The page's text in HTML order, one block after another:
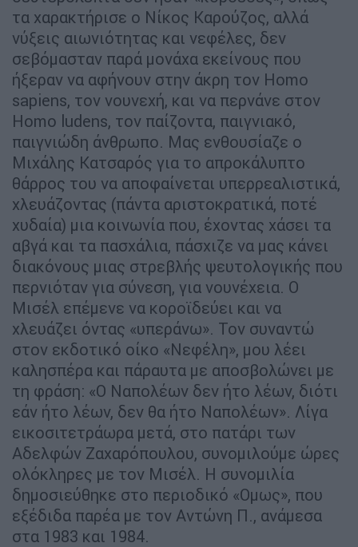
τα χαρακτήρισε ο Νίκος Καρούζος, αλλά
νύξεις αιωνιότητας και νεφέλες, δεν
σεβόµασταν παρά µονάχα εκείνους που
ήξεραν να αφήνουν στην άκρη τον Ηomo
sapiens, τον νουνεχή, και να περνάνε στον
Ηomo ludens, τον παίζοντα, παιγνιακό,
παιγνιώδη άνθρωπο. Μας ενθουσίαζε ο
Μιχάλης Κατσαρός για το απροκάλυπτο
θάρρος του να αποφαίνεται υπερρεαλιστικά,
χλευάζοντας (πάντα αριστοκρατικά, ποτέ
χυδαία) µια κοινωνία που, έχοντας χάσει τα
αβγά και τα πασχάλια, πάσχιζε να µας κάνει
διακόνους µιας στρεβλής ψευτολογικής που
περνιόταν για σύνεση, για νουνέχεια. Ο
Μισέλ επέµενε να κοροϊδεύει και να
χλευάζει όντας «υπεράνω». Τον συναντώ
στον εκδοτικό οίκο «Νεφέλη», µου λέει
καλησπέρα και πάραυτα µε αποσβολώνει µε
τη φράση: «Ο Ναπολέων δεν ήτο λέων, διότι
εάν ήτο λέων, δεν θα ήτο Ναπολέων». Λίγα
εικοσιτετράωρα µετά, στο πατάρι των
Αδελφών Ζαχαρόπουλου, συνοµιλούµε ώρες
ολόκληρες µε τον Μισέλ. Η συνοµιλία
δηµοσιεύθηκε στο περιοδικό «Οµως», που
εξέδιδα παρέα µε τον Αντώνη Π., ανάµεσα
στα 1983 και 1984.